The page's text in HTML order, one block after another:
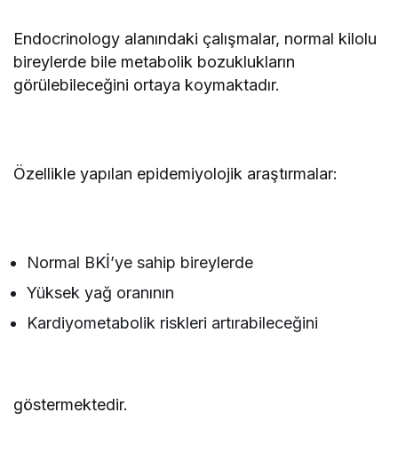
Endocrinology alanındaki çalışmalar, normal kilolu
bireylerde bile metabolik bozuklukların
görülebileceğini ortaya koymaktadır.
Özellikle yapılan epidemiyolojik araştırmalar:
Normal BKİ’ye sahip bireylerde
Yüksek yağ oranının
Kardiyometabolik riskleri artırabileceğini
göstermektedir.